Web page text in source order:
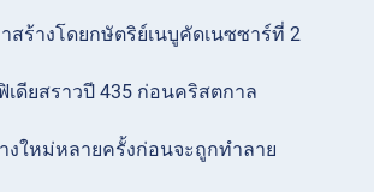
ร้างโดยกษัตริย์เนบูคัดเนซซาร์ที่ 2
ดียสราวปี 435 ก่อนคริสตกาล
ใหม่หลายครั้งก่อนจะถูกทำลาย